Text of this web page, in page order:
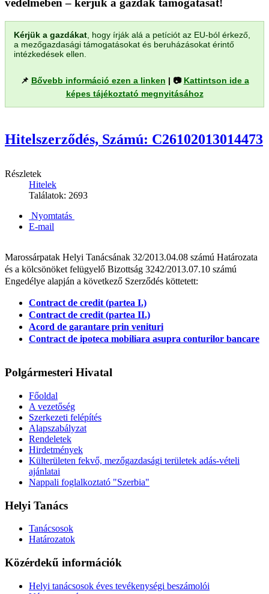
védelmében – kérjük a gazdák támogatását!
Kérjük a gazdákat , hogy írják alá a petíciót az EU-ból érkező,
a mezőgazdasági támogatásokat és beruházásokat érintő
intézkedések ellen.
📌 Bővebb információ ezen a linken | 📷 Kattintson ide a
képes tájékoztató megnyitásához
Hitelszerződés, Számú: C26102013014473
Részletek
Hitelek
Találatok: 2693
Nyomtatás
E-mail
Marossárpatak Helyi Tanácsának 32/2013.04.08 számú Határozata
és a kölcsönöket felügyelő Bizottság 3242/2013.07.10 számú
Engedélye alapján a következő Szerződés köttetett:
Contract de credit (partea I.)
Contract de credit (partea II.)
Acord de garantare prin venituri
Contract de ipoteca mobiliara asupra conturilor bancare
Polgármesteri Hivatal
Főoldal
A vezetőség
Szerkezeti felépítés
Alapszabályzat
Rendeletek
Hirdetmények
Külterületen fekvő, mezőgazdasági területek adás-vételi
ajánlatai
Nappali foglalkoztató "Szerbia"
Helyi Tanács
Tanácsosok
Határozatok
Közérdekű információk
Helyi tanácsosok éves tevékenységi beszámolói